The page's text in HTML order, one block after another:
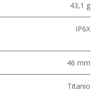
43,1 g
IP6X
46 mm
Titanio